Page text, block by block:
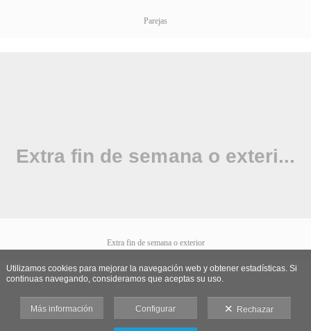
Parejas
Extra fin de semana o exterior
Utilizamos cookies para mejorar la navegación web y obtener estadísticas. Si
continuas navegando, consideramos que aceptas su uso.
Más información Configurar Rechazar